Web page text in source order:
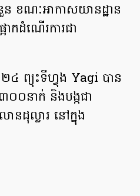
ខណៈអាកាសយានដ្ឋាន
អាកដំណើរការជា
២៤ ព្យុះទីហ្វុង Yagi បាន
០នាក់ និងបង្កជា
នដុល្លារ នៅក្នុង